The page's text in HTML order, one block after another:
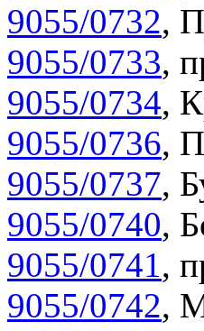
9055/0732,
9055/0733,
9055/0734,
9055/0736,
9055/0737,
9055/0740,
9055/0741,
9055/0742,